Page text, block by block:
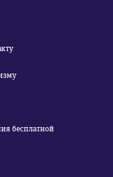
бесплатной